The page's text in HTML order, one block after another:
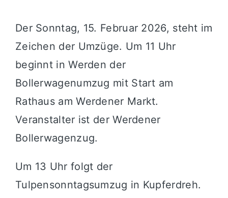
Der Sonntag, 15. Februar 2026, steht im
Zeichen der Umzüge. Um 11 Uhr
beginnt in Werden der
Bollerwagenumzug mit Start am
Rathaus am Werdener Markt.
Veranstalter ist der Werdener
Bollerwagenzug.
Um 13 Uhr folgt der
Tulpensonntagsumzug in Kupferdreh.